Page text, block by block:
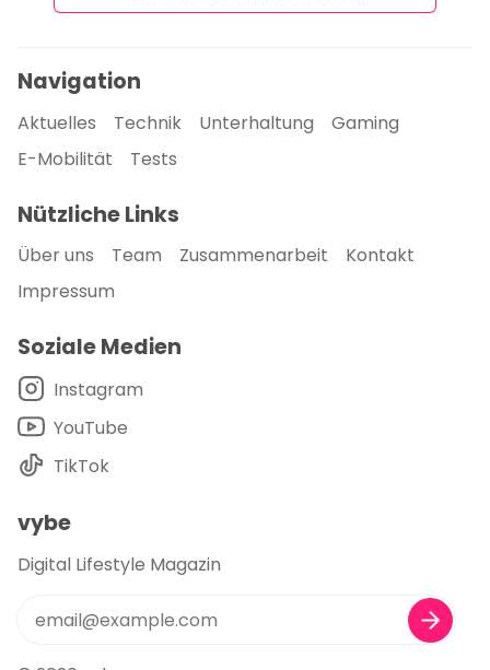
Navigation
Aktuelles Technik Unterhaltung
Gaming
E-Mobilität
Tests
Nützliche Links
Über uns Team Zusammenarbeit
Kontakt
Impressum
Soziale Medien
Instagram
YouTube
TikTok
vybe
Digital Lifestyle Magazin